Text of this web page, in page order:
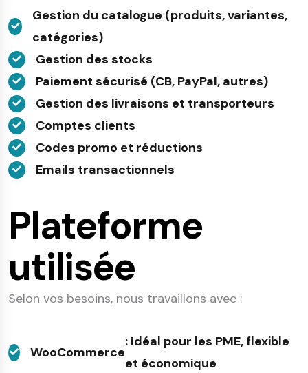
Gestion du catalogue (produits, variantes,
catégories)
Gestion des stocks
Paiement sécurisé (CB, PayPal, autres)
Gestion des livraisons et transporteurs
Comptes clients
Codes promo et réductions
Emails transactionnels
Plateforme
utilisée
Selon vos besoins, nous travaillons avec :
WooCommerce
: Idéal pour les PME, flexible
et économique